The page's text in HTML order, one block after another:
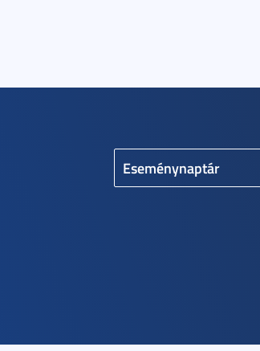
Eseménynaptár